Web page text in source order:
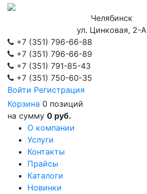
Челябинск
ул. Цинковая, 2-А
+7 (351) 796-66-88
+7 (351) 796-66-89
+7 (351) 791-85-43
+7 (351) 750-60-35
Войти Регистрация
Корзина 0 позиций
на сумму 0 руб.
О компании
Услуги
Контакты
Прайсы
Каталоги
Новинки